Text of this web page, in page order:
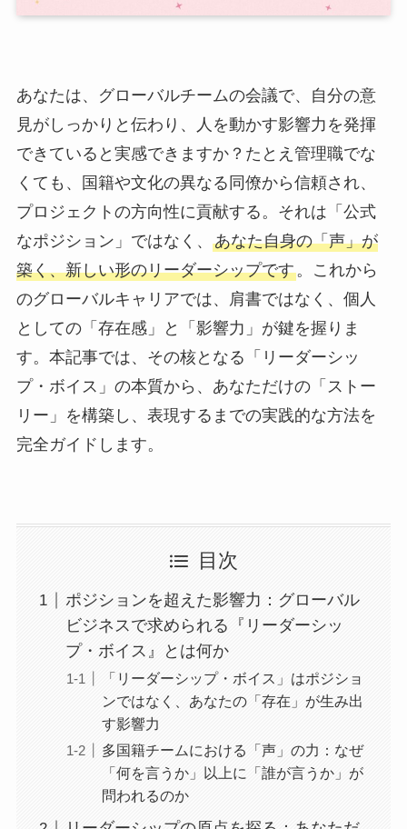
あなたは、グローバルチームの会議で、自分の意
見がしっかりと伝わり、人を動かす影響力を発揮
できていると実感できますか？たとえ管理職でな
くても、国籍や文化の異なる同僚から信頼され、
プロジェクトの方向性に貢献する。それは「公式
なポジション」ではなく、 あなた自身の「声」が
築く、新しい形のリーダーシップです。これから
のグローバルキャリアでは、肩書ではなく、個人
としての「存在感」と「影響力」が鍵を握りま
す。本記事では、その核となる「リーダーシッ
プ・ボイス」の本質から、あなただけの「ストー
リー」を構築し、表現するまでの実践的な方法を
完全ガイドします。
目次
ポジションを超えた影響力：グローバル
ビジネスで求められる『リーダーシッ
プ・ボイス』とは何か
「リーダーシップ・ボイス」はポジショ
ンではなく、あなたの「存在」が生み出
す影響力
多国籍チームにおける「声」の力：なぜ
「何を言うか」以上に「誰が言うか」が
問われるのか